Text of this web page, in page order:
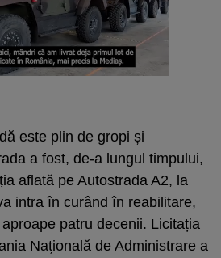
este plin de gropi și
a fost, de-a lungul timpului,
aflată pe Autostrada A2, la
intra în curând în reabilitare,
patru decenii. Licitația
Națională de Administrare a